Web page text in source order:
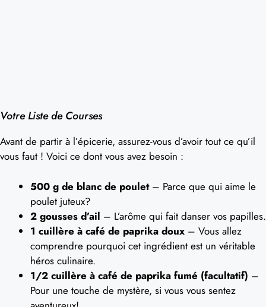
Votre Liste de Courses
Avant de partir à l’épicerie, assurez-vous d’avoir tout ce qu’il
vous faut ! Voici ce dont vous avez besoin :
500 g de blanc de poulet– Parce que qui aime le
poulet juteux?
2 gousses d’ail – L’arôme qui fait danser vos papilles.
1 cuillère à café de paprika doux – Vous allez
comprendre pourquoi cet ingrédient est un véritable
héros culinaire.
1/2 cuillère à café de paprika fumé (facultatif) –
Pour une touche de mystère, si vous vous sentez